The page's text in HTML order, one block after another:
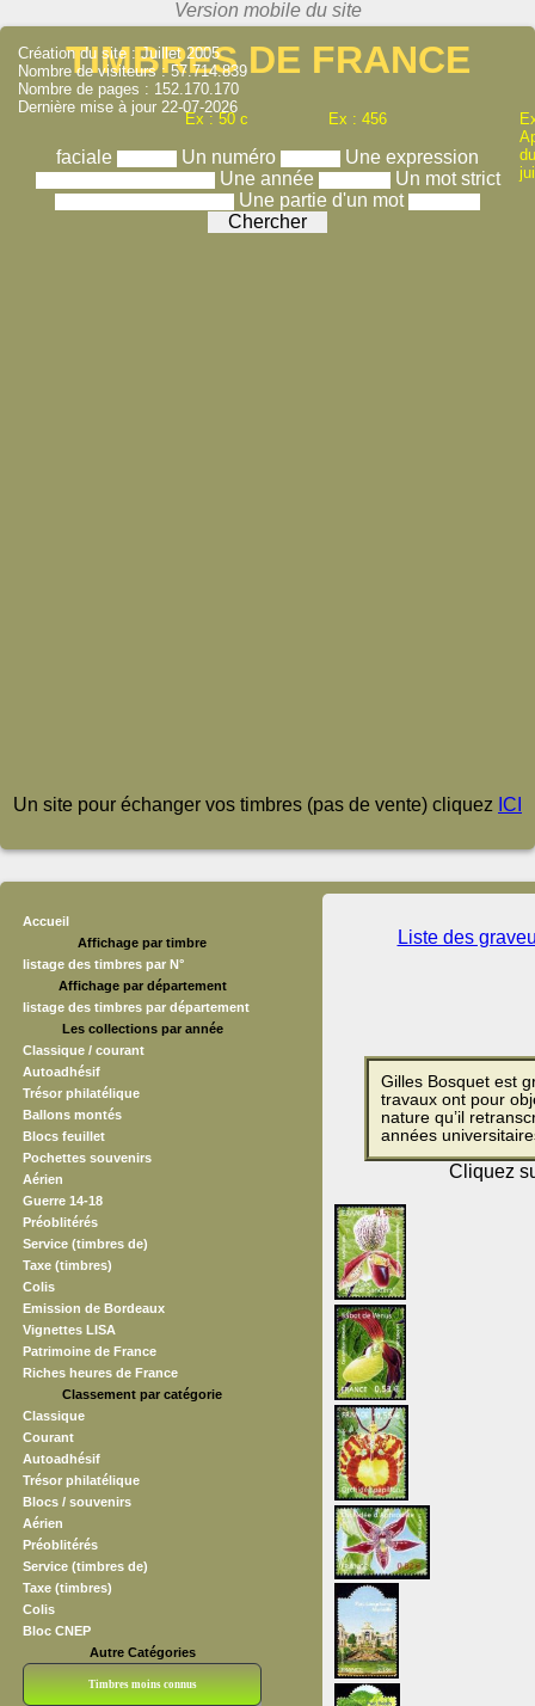
TIMBRES DE FRANCE
Ex : 50 c Ex : 456
faciale Un numéro
Une expression
Une année
Un mot strict
Une partie d'un mot
Création du site : Juillet 2005
Nombre de visiteurs : 57.714.839
Nombre de pages : 152.170.170
Dernière mise à jour 22-07-2026
Un site pour échanger vos timbres (pas de vente) cliquez ICI
Accueil
Affichage par timbre
listage des timbres par N°
Affichage par département
listage des timbres par département
Les collections par année
Classique / courant
Autoadhésif
Trésor philatélique
Ballons montés
Blocs feuillet
Pochettes souvenirs
Aérien
Guerre 14-18
Préoblitérés
Service (timbres de)
Taxe (timbres)
Colis
Emission de Bordeaux
Vignettes LISA
Patrimoine de France
Riches heures de France
Classement par catégorie
Classique
Courant
Autoadhésif
Trésor philatélique
Blocs / souvenirs
Aérien
Préoblitérés
Service (timbres de)
Taxe (timbres)
Colis
Bloc CNEP
Autre Catégories
Timbres moins connus
Liste des
Gilles Bosquet est
travaux ont pour
nature qu’il
années
Cliquez